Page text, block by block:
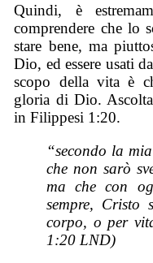
Quindi, è
comprendere che lo
stare bene, ma
Dio, ed essere usati
scopo della vita è
gloria di Dio.
in Filippesi 1:20.
“secondo la
che non sarò
ma che con
sempre, Cristo
corpo, o per
1:20 LND)